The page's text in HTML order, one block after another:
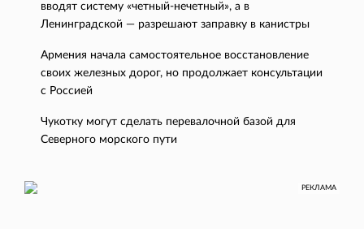
вводят систему «четный-нечетный», а в
Ленинградской — разрешают заправку в канистры
Армения начала самостоятельное восстановление
своих железных дорог, но продолжает консультации
с Россией
Чукотку могут сделать перевалочной базой для
Северного морского пути
РЕКЛАМА